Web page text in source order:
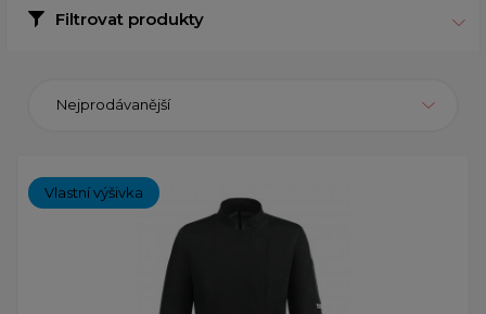
Filtrovat produkty
Nejprodávanější
Vlastní výšivka